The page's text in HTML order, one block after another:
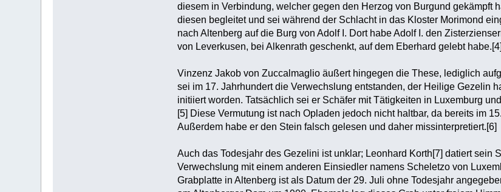
diesem in Verbindung, welcher gegen den Herzog von Burgund gekämpft
diesen begleitet und sei während der Schlacht in das Kloster Morimond
nach Altenberg auf die Burg von Adolf I. Dort habe Adolf I. den
von Leverkusen, bei Alkenrath geschenkt, auf dem Eberhard gelebt habe.[4]
Vinzenz Jakob von Zuccalmaglio äußert hingegen die These, lediglich
sei im 17. Jahrhundert die Verwechslung entstanden, der Heilige Gezelin
initiiert worden. Tatsächlich sei er Schäfer mit Tätigkeiten in Luxemburg
[5] Diese Vermutung ist nach Opladen jedoch nicht haltbar, da bereits im
Außerdem habe er den Stein falsch gelesen und daher missinterpretiert.[6]
Auch das Todesjahr des Gezelini ist unklar; Leonhard Korth[7] datiert sein
Verwechslung mit einem anderen Einsiedler namens Scheletzo von
Grabplatte in Altenberg ist als Datum der 29. Juli ohne Todesjahr